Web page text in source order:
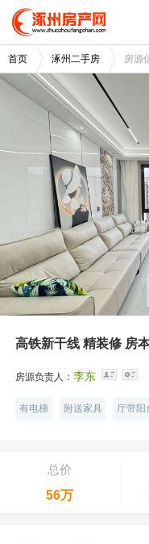
首页 涿州二手房 房源
高铁新干线 精装修 房
房源负责人：李东
有电梯 附送家具 厅带阳
总价
56万